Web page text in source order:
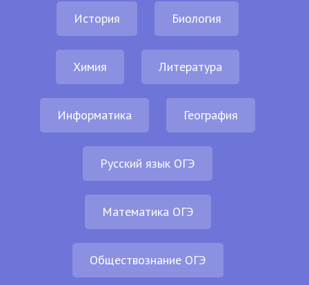
История Биология
Химия Литература
Информатика География
Русский язык ОГЭ
Математика ОГЭ
Обществознание ОГЭ